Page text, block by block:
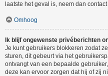
laatste het geval is, neem dan
Omhoog
Ik blijf ongewenste privéberichten
Je kunt gebruikers blokkeren zodat
sturen, dit gebeurt via het
ontvangt van een bepaalde
deze kan ervoor zorgen dat hij of zij